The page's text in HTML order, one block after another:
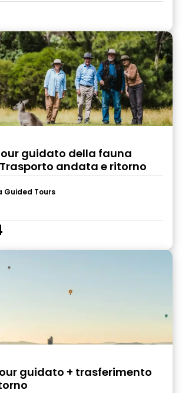
guidato della fauna
andata e ritorno
Guided Tours
guidato + trasferimento